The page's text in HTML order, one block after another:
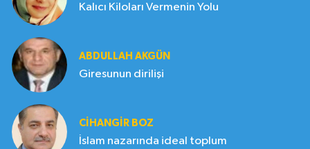
Kalıcı Kiloları Vermenin Yolu
ABDULLAH AKGÜN
Giresunun dirilişi
CIHANGIR BOZ
İslam nazarında ideal toplum